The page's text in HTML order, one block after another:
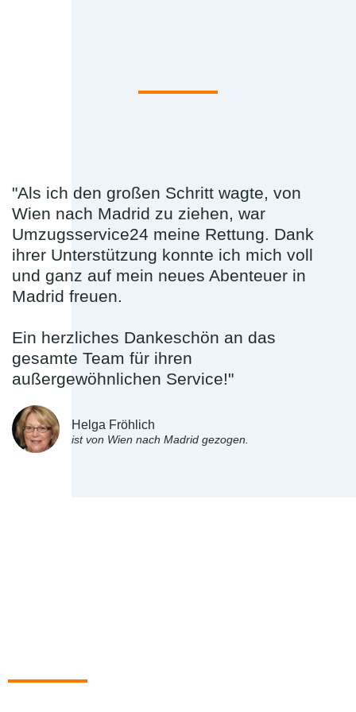
"Als ich den großen Schritt wagte, von
Wien nach Madrid zu ziehen, war
Umzugsservice24 meine Rettung. Dank
ihrer Unterstützung konnte ich mich voll
und ganz auf mein neues Abenteuer in
Madrid freuen.
Ein herzliches Dankeschön an das
gesamte Team für ihren
außergewöhnlichen Service!"
Helga Fröhlich
ist von Wien nach Madrid gezogen.